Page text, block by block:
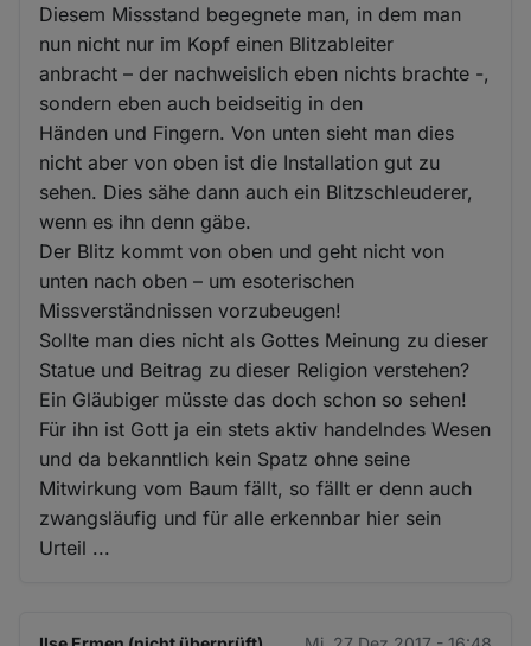
Diesem Missstand begegnete man, in dem man
nun nicht nur im Kopf einen Blitzableiter
anbracht – der nachweislich eben nichts brachte -,
sondern eben auch beidseitig in den
Händen und Fingern. Von unten sieht man dies
nicht aber von oben ist die Installation gut zu
sehen. Dies sähe dann auch ein Blitzschleuderer,
wenn es ihn denn gäbe.
Der Blitz kommt von oben und geht nicht von
unten nach oben – um esoterischen
Missverständnissen vorzubeugen!
Sollte man dies nicht als Gottes Meinung zu dieser
Statue und Beitrag zu dieser Religion verstehen?
Ein Gläubiger müsste das doch schon so sehen!
Für ihn ist Gott ja ein stets aktiv handelndes Wesen
und da bekanntlich kein Spatz ohne seine
Mitwirkung vom Baum fällt, so fällt er denn auch
zwangsläufig und für alle erkennbar hier sein
Urteil ...